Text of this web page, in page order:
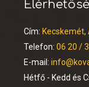
Cím: Kecskemét,
Telefon: 06 20 /
E-mail:
Hétfő - Kedd és